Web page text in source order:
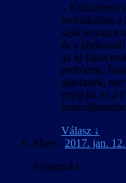
– Közzétenni
technikailag a
saját anyagot
és a
az új fájlra
probléma.
ajánlanék,
(még ha ez a
Válasz ↓
Mate - 2017. jan.
Sziasztok!